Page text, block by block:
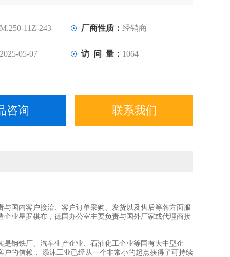
M.250-11Z-243 厂商性质： 经销商
2025-05-07 访 问 量： 1064
咨询 联系我们
国内客户接洽、客户订单采购、发货以及售后等各方面服
业星罗棋布，德国办公室主要负责与国外厂家或代理商接
钢铁厂、汽车生产企业、石油化工企业等国有大中型企
的信赖， 添沐工业已经从一个非常小的起点获得了可持续